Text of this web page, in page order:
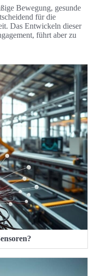
Bewegung, gesunde
für die
Das Entwickeln dieser
führt aber zu